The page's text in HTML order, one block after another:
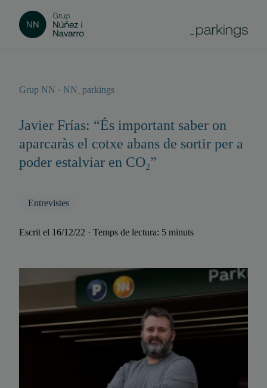
Grup NN · NN_parkings
Javier Frías: “És important saber on
aparcaràs el cotxe abans de sortir per a
poder estalviar en CO₂”
Entrevistes
Escrit el 16/12/22 · Temps de lectura: 5 minuts